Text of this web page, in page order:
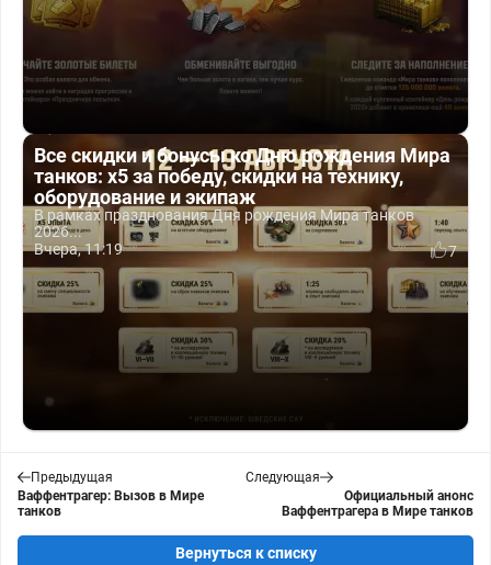
Все скидки и бонусы ко Дню рождения Мира
танков: x5 за победу, скидки на технику,
оборудование и экипаж
В рамках празднования Дня рождения Мира танков
2026...
Вчера, 11:19
7
Предыдущая
Ваффентрагер: Вызов в Мире
танков
Следующая
Официальный анонс
Ваффентрагера в Мире танков
Вернуться к списку